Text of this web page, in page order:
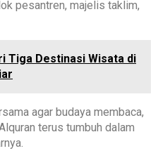
pesantren, majelis taklim,
Tiga Destinasi Wisata di
agar budaya membaca,
terus tumbuh dalam